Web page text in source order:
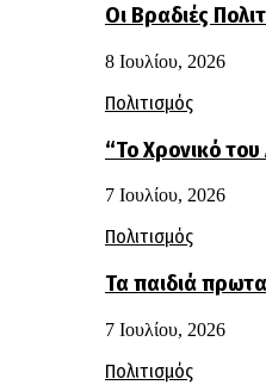
Οι Βραδιές
8 Ιουλίου, 2026
Πολιτισμός
“Το Χρονικό
7 Ιουλίου, 2026
Πολιτισμός
Τα παιδιά
7 Ιουλίου, 2026
Πολιτισμός